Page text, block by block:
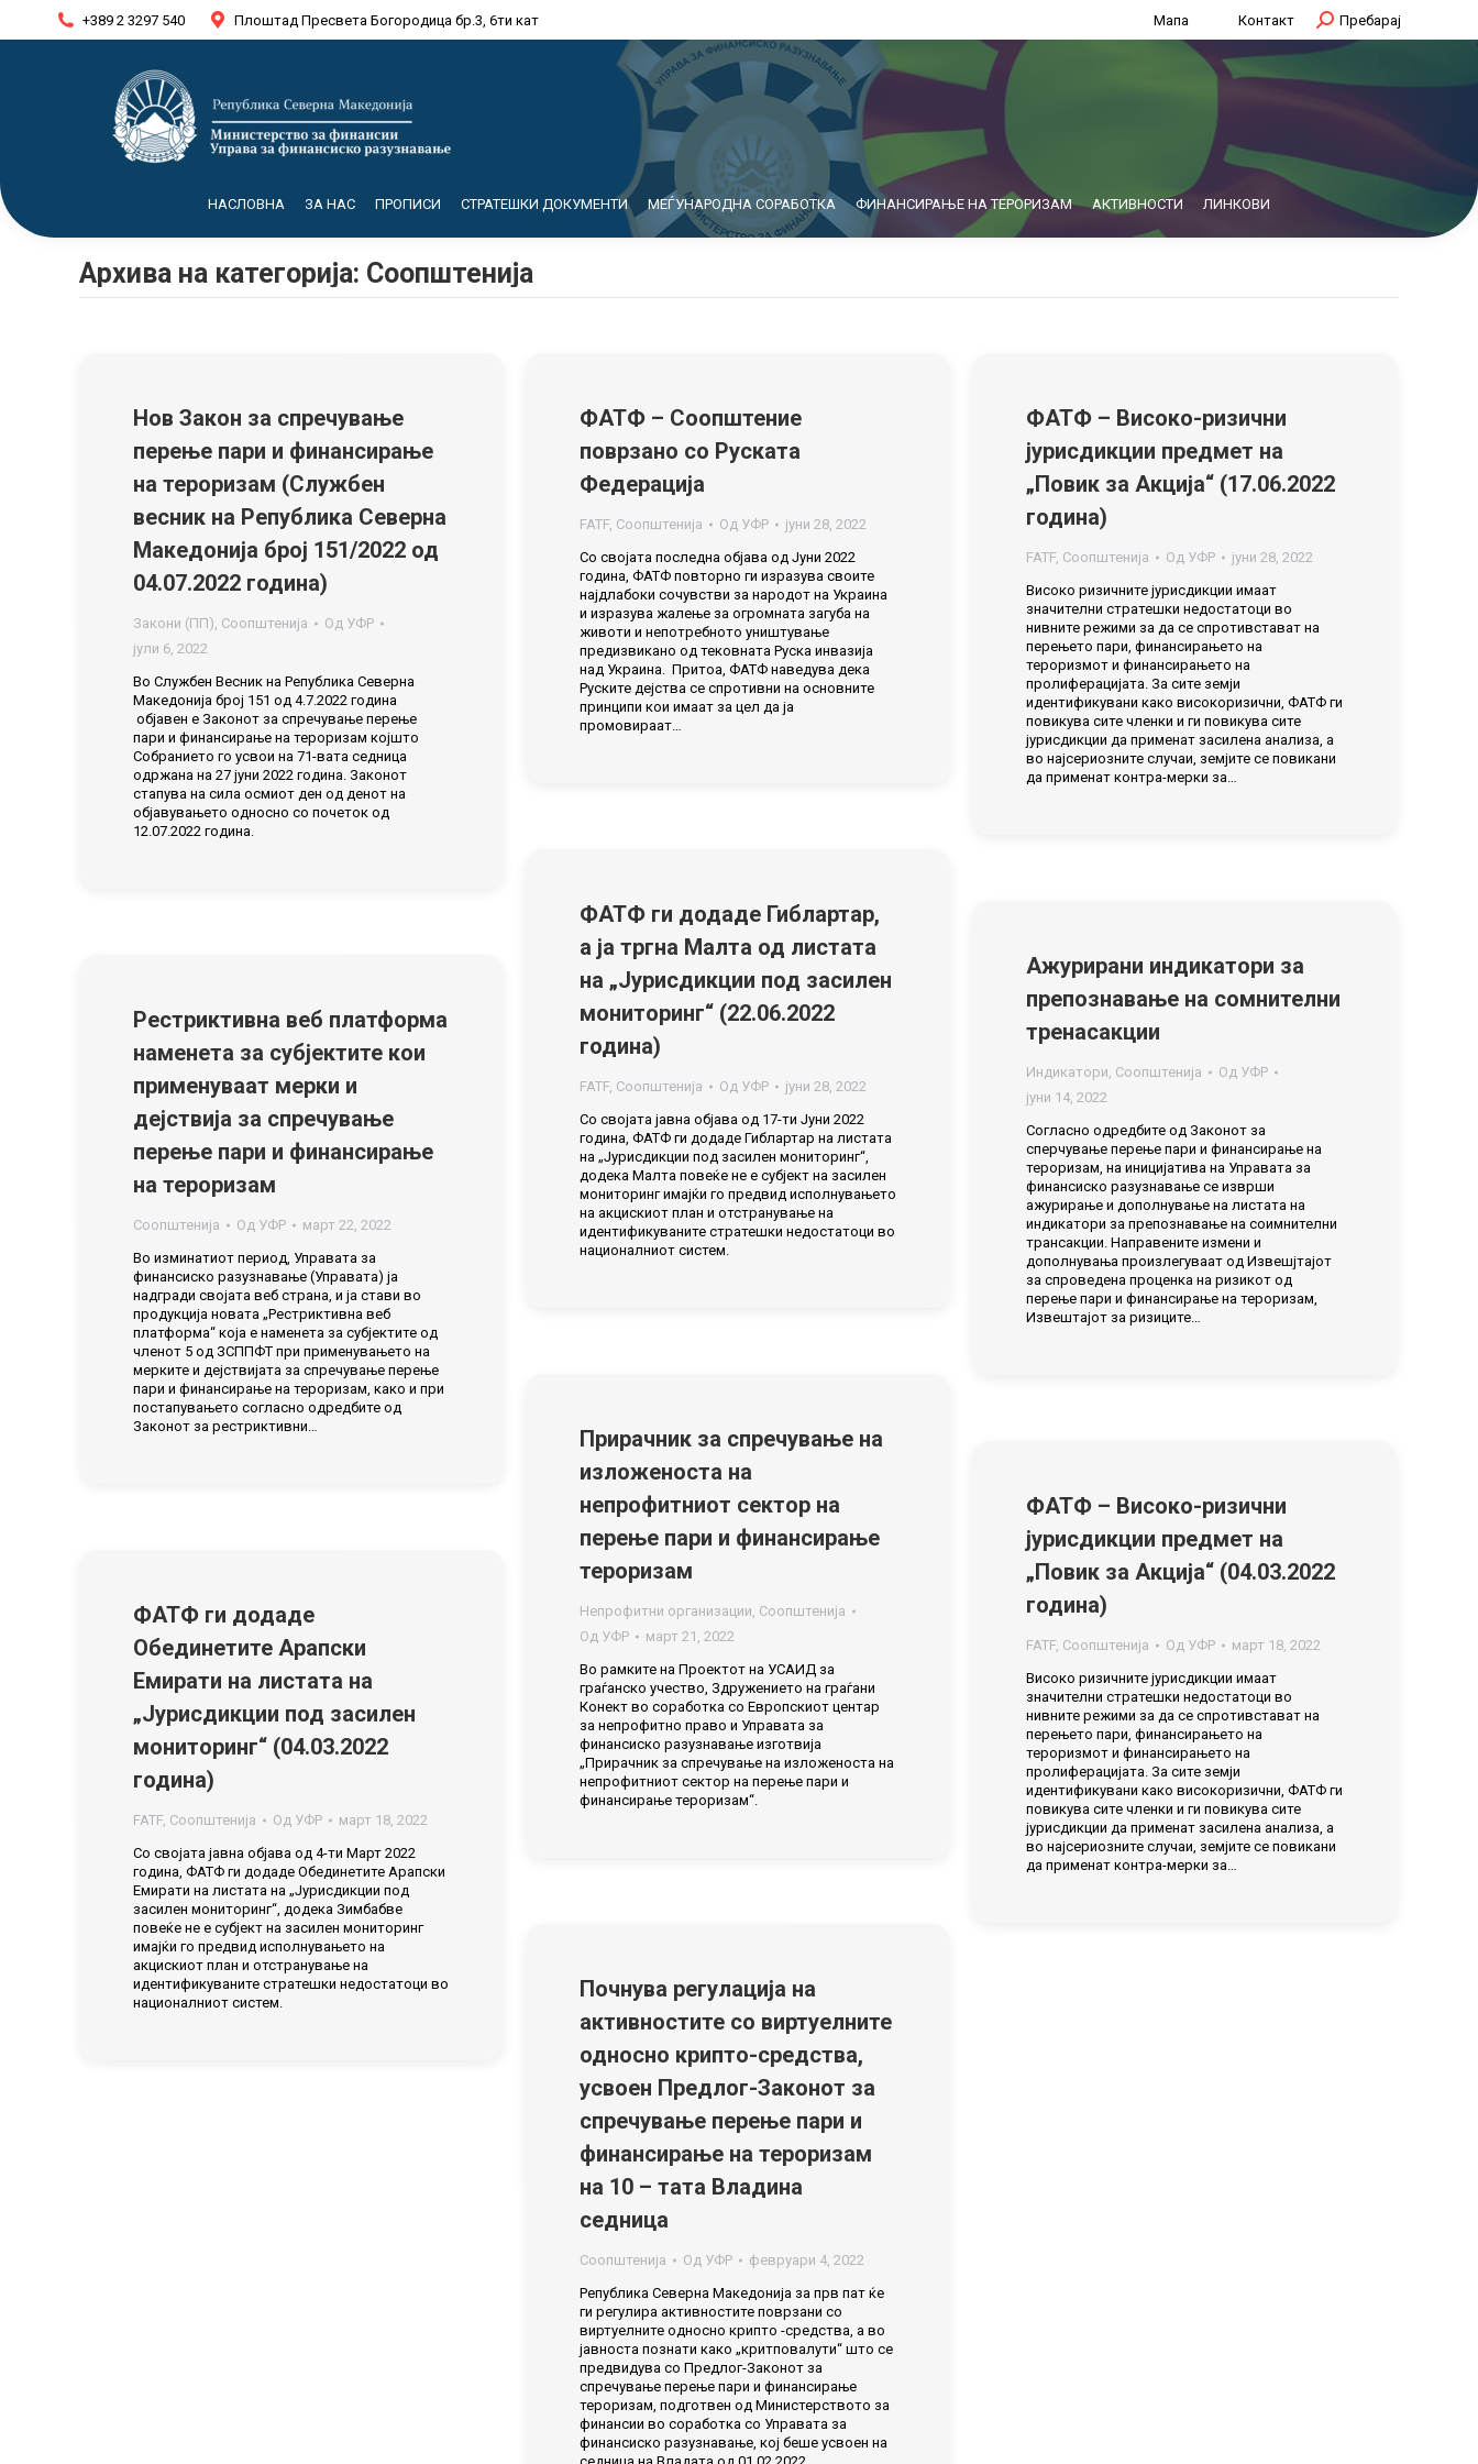
+389 2 3297 540 Плоштад Пресвета Богородица бр.3, 6ти кат Мапа Контакт Search:Пребарај
НАСЛОВНА ЗА НАС ПРОПИСИ СТРАТЕШКИ ДОКУМЕНТИ МЕЃУНАРОДНА СОРАБОТКА ФИНАНСИРАЊЕ НА ТЕРОРИЗАМ АКТИВНОСТИ ЛИНКОВИ
Архива на категорија: Соопштенија
Нов Закон за спречување
перење пари и финансирање
на тероризам (Службен
весник на Република Северна
Македонија број 151/2022 од
04.07.2022 година)
Закони (ПП), Соопштенија Од УФР
јули 6, 2022
Во Службен Весник на Република Северна
Македонија број 151 од 4.7.2022 година
објавен e Законот за спречување перење
пари и финансирање на тероризам којшто
Собранието го усвои на 71-вата седница
одржана на 27 јуни 2022 година. Законот
стапува на сила осмиот ден од денот на
објавувањето односно со почеток од
12.07.2022 година.
ФАТФ – Соопштение
поврзано со Руската
Федерација
FATF, Соопштенија Од УФР
јуни 28, 2022
Со својата последна објава од Јуни 2022
година, ФАТФ повторно ги изразува своите
најдлабоки сочувстви за народот на Украина
и изразува жалење за огромната загуба на
животи и непотребното уништување
предизвикано од тековната Руска инвазијa
над Украина. Притоа, ФАТФ наведува дека
Руските дејства се спротивни на основните
принципи кои имаат за цел да ја
промовираат…
ФАТФ – Високо-ризични
јурисдикции предмет на
„Повик за Акција“ (17.06.2022
година)
FATF, Соопштенија Од УФР
јуни 28, 2022
Високо ризичните јурисдикции имаат
значителни стратешки недостатоци во
нивните режими за да се спротивстават на
перењето пари, финансирањето на
тероризмот и финансирањето на
пролиферацијата. За сите земји
идентификувани како високоризични, ФАТФ ги
повикува сите членки и ги повикува сите
јурисдикции да применат засилена анализа, а
во најсериозните случаи, земјите се повикани
да применат контра-мерки за…
ФАТФ ги додаде Гиблартар,
а ја тргна Малта од листата
на „Јурисдикции под засилен
мониторинг“ (22.06.2022
година)
FATF, Соопштенија Од УФР
јуни 28, 2022
Со својата јавна објава од 17-ти Јуни 2022
година, ФАТФ ги додаде Гиблартар на листата
на „Јурисдикции под засилен мониторинг“,
додека Малта повеќе не е субјект на засилен
мониторинг имајќи го предвид исполнувањето
на акцискиот план и отстранување на
идентификуваните стратешки недостатоци во
националниот систем.
Ажурирани индикатори за
препознавање на сомнителни
тренасакции
Индикатори, Соопштенија Од УФР
јуни 14, 2022
Согласно одредбите од Законот за
сперчување перење пари и финансирање на
тероризам, на иницијатива на Управата за
финансиско разузнавање се изврши
ажурирање и дополнување на листата на
индикатори за препознавање на соимнителни
трансакции. Направените измени и
дополнувања произлегуваат од Извешјтајот
за спроведена проценка на ризикот од
перење пари и финансирање на тероризам,
Извештајот за ризиците…
Рестриктивна веб платформа
наменета за субјектите кои
применуваат мерки и
дејствија за спречување
перење пари и финансирање
на тероризам
Соопштенија Од УФР
март 22, 2022
Во изминатиот период, Управата за
финансиско разузнавање (Управата) ја
надгради својата веб страна, и ја стави во
продукција новата „Рестриктивна веб
платформа“ која е наменета за субјектите од
членот 5 од ЗСППФТ при применувањето на
мерките и дејствијата за спречување перење
пари и финансирање на тероризам, како и при
постапувањето согласно одредбите од
Законот за рестриктивни…
Прирачник за спречување на
изложеноста на
непрофитниот сектор на
перење пари и финансирање
тероризам
Непрофитни организации, Соопштенија
Од УФР
март 21, 2022
Во рамките на Проектот на УСАИД за
граѓанско учество, Здружението на граѓани
Конект во соработка со Европскиот центар
за непрофитно право и Управата за
финансиско разузнавање изготвија
„Прирачник за спречување на изложеноста на
непрофитниот сектор на перење пари и
финансирање тероризам“.
ФАТФ – Високо-ризични
јурисдикции предмет на
„Повик за Акција“ (04.03.2022
година)
FATF, Соопштенија Од УФР
март 18, 2022
Високо ризичните јурисдикции имаат
значителни стратешки недостатоци во
нивните режими за да се спротивстават на
перењето пари, финансирањето на
тероризмот и финансирањето на
пролиферацијата. За сите земји
идентификувани како високоризични, ФАТФ ги
повикува сите членки и ги повикува сите
јурисдикции да применат засилена анализа, а
во најсериозните случаи, земјите се повикани
да применат контра-мерки за…
ФАТФ ги додаде
Обединетите Арапски
Емирати на листата на
„Јурисдикции под засилен
мониторинг“ (04.03.2022
година)
FATF, Соопштенија Од УФР
март 18, 2022
Со својата јавна објава од 4-ти Март 2022
година, ФАТФ ги додаде Обединетите Арапски
Емирати на листата на „Јурисдикции под
засилен мониторинг“, додека Зимбабве
повеќе не е субјект на засилен мониторинг
имајќи го предвид исполнувањето на
акцискиот план и отстранување на
идентификуваните стратешки недостатоци во
националниот систем.
Почнува регулација на
активностите со виртуелните
односно крипто-средства,
усвоен Предлог-Законот за
спречување перење пари и
финансирање на тероризам
на 10 – тата Владина
седница
Соопштенија Од УФР
февруари 4, 2022
Република Северна Македонија за прв пат ќе
ги регулира активностите поврзани со
виртуелните односно крипто -средства, а во
јавноста познати како „критповалути“ што се
предвидува со Предлог-Законот за
спречување перење пари и финансирање
тероризам, подготвен од Министерството за
финансии во соработка со Управата за
финансиско разузнавање, кој беше усвоен на